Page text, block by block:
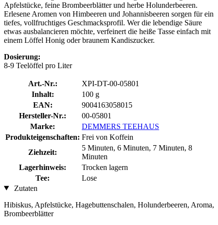
Apfelstücke, feine Brombeerblätter und herbe Holunderbeeren.
Erlesene Aromen von Himbeeren und Johannisbeeren sorgen für ein
tiefes, vollfruchtiges Geschmacksprofil. Wer die lebendige Säure
etwas ausbalancieren möchte, verfeinert die heiße Tasse einfach mit
einem Löffel Honig oder braunem Kandiszucker.
Dosierung:
8-9 Teelöffel pro Liter
Art.-Nr.:
XPI-DT-00-05801
Inhalt:
100 g
EAN:
9004163058015
Hersteller-Nr.:
00-05801
Marke:
DEMMERS TEEHAUS
Produkteigenschaften: Frei von Koffein
Ziehzeit:
5 Minuten, 6 Minuten, 7 Minuten, 8
Minuten
Lagerhinweis:
Trocken lagern
Tee:
Lose
Zutaten
Hibiskus, Apfelstücke, Hagebuttenschalen, Holunderbeeren, Aroma,
Brombeerblätter